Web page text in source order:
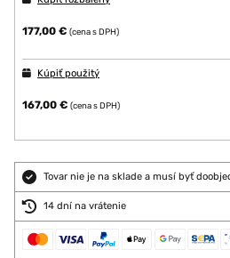
177,00 € (cena s DPH)
Kúpiť použitý
167,00 € (cena s DPH)
Tovar nie je na sklade a musí byť
14 dní na vrátenie